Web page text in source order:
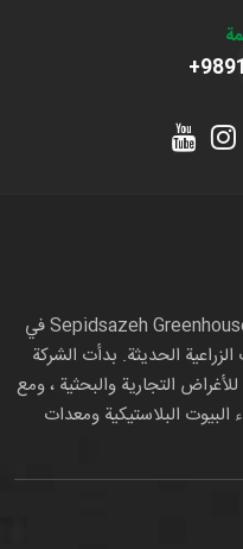
تأسست مجموعة Sepidsazeh Greenhouse Industries Group في
الزراعية الحديثة. بدأت الشركة
التجارية والبحثية ، ومع
البلاستيكية ومعدات